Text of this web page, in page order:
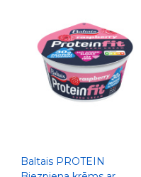
Baltais PROTEIN